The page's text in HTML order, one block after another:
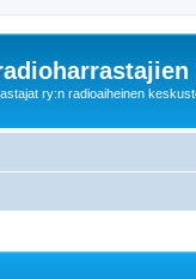
ry:n radioaiheinen